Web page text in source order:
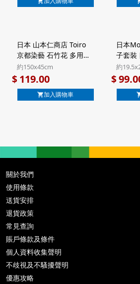
日本 山本仁商店 Toiro
京都染藝 石竹花 多用途
防曬披肩 藍色 日本製 UV
加工 純棉紗巾圍巾【市
集世界 - 日本市集】
約150x45cm
$119.00
加入購物車
日本
子套裝
子連收
世界 -
約
$
關於我們
使用條款
送貨安排
退貨政策
常見查詢
賬戶條款及條件
個人資料收集聲明
不歧視及不騷擾聲明
優惠攻略